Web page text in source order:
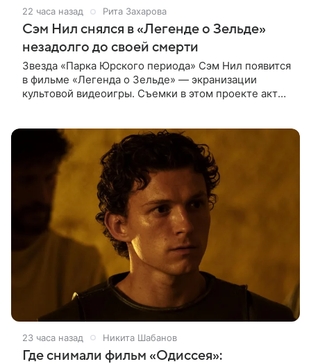
22 часа назад Рита Захарова
Сэм Нил снялся в «Легенде о Зельде»
незадолго до своей смерти
Звезда «Парка Юрского периода» Сэм Нил появится
в фильме «Легенда о Зельде» — экранизации
культовой видеоигры. Съемки в этом проекте актер
23 часа назад Никита Шабанов
Где снимали фильм «Одиссея»: